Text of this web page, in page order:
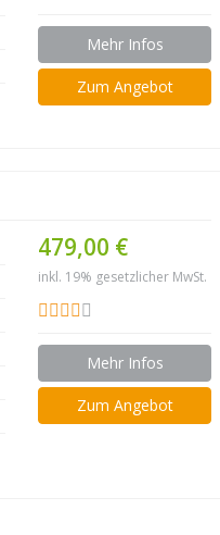
Mehr Infos
Zum Angebot
479,00 €
inkl. 19% gesetzlicher MwSt.
Mehr Infos
Zum Angebot